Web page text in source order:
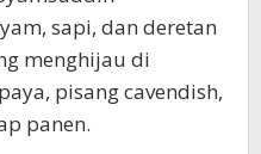
sapi, dan deretan
menghijau di
pisang cavendish,
panen.